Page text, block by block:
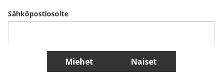
Belgique (Français) Danmark Norge
Lisää maita
Sähköpostiosoite
Miehet Naiset